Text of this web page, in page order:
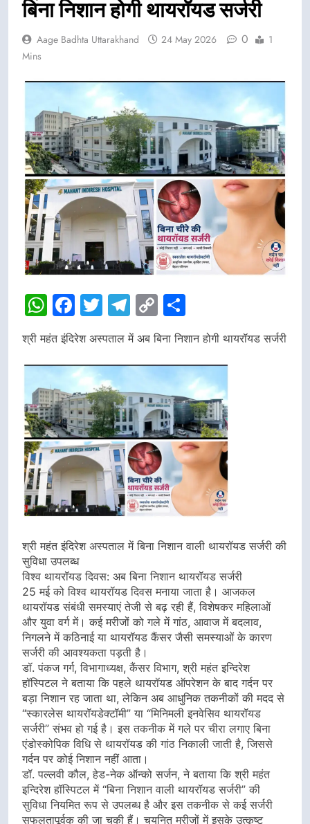
बिना निशान होगी थायरॉयड सर्जरी
Aage Badhta Uttarakhand 24 May 2026 0
1
Mins
WhatsApp
Facebook
Twitter
Telegram
Copy
Link
श्री महंत इंदिरेश अस्पताल में अब बिना निशान होगी थायरॉयड सर्जरी
श्री महंत इंदिरेश अस्पताल में बिना निशान वाली थायरॉयड सर्जरी की
सुविधा उपलब्ध
विश्व थायरॉयड दिवस: अब बिना निशान थायरॉयड सर्जरी
25 मई को विश्व थायरॉयड दिवस मनाया जाता है। आजकल
थायरॉयड संबंधी समस्याएं तेजी से बढ़ रही हैं, विशेषकर महिलाओं
और युवा वर्ग में। कई मरीजों को गले में गांठ, आवाज में बदलाव,
निगलने में कठिनाई या थायरॉयड कैंसर जैसी समस्याओं के कारण
सर्जरी की आवश्यकता पड़ती है।
डॉ. पंकज गर्ग, विभागाध्यक्ष, कैंसर विभाग, श्री महंत इन्दिरेश
हॉस्पिटल ने बताया कि पहले थायरॉयड ऑपरेशन के बाद गर्दन पर
बड़ा निशान रह जाता था, लेकिन अब आधुनिक तकनीकों की मदद से
“स्कारलेस थायरॉयडेक्टॉमी” या “मिनिमली इनवेसिव थायरॉयड
सर्जरी” संभव हो गई है। इस तकनीक में गले पर चीरा लगाए बिना
एंडोस्कोपिक विधि से थायरॉयड की गांठ निकाली जाती है, जिससे
गर्दन पर कोई निशान नहीं आता।
डॉ. पल्लवी कौल, हेड-नेक ऑन्को सर्जन, ने बताया कि श्री महंत
इन्दिरेश हॉस्पिटल में “बिना निशान वाली थायरॉयड सर्जरी” की
सुविधा नियमित रूप से उपलब्ध है और इस तकनीक से कई सर्जरी
सफलतापूर्वक की जा चुकी हैं। चयनित मरीजों में इसके उत्कृष्ट